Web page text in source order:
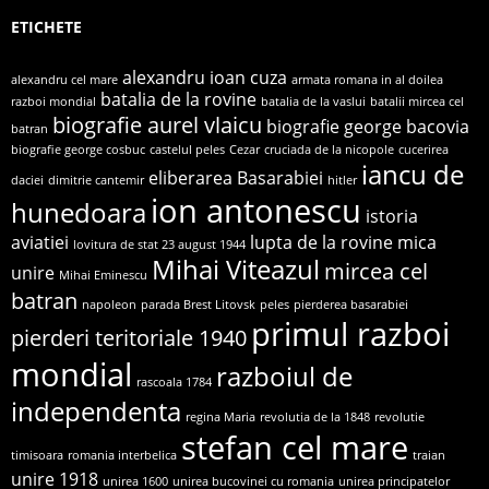
ETICHETE
alexandru cel mare alexandru ioan cuza armata romana in al doilea
razboi mondial batalia de la rovine batalia de la vaslui batalii mircea cel
batran biografie aurel vlaicu biografie george bacovia
biografie george cosbuc castelul peles Cezar cruciada de la nicopole cucerirea
daciei dimitrie cantemir eliberarea Basarabiei hitler iancu de
hunedoara ion antonescu istoria
aviatiei lovitura de stat 23 august 1944 lupta de la rovine mica
unire Mihai Eminescu Mihai Viteazul mircea cel
batran napoleon parada Brest Litovsk peles pierderea basarabiei
pierderi teritoriale 1940 primul razboi
mondial rascoala 1784 razboiul de
independenta regina Maria revolutia de la 1848 revolutie
timisoara romania interbelica stefan cel mare traian
unire 1918 unirea 1600 unirea bucovinei cu romania unirea principatelor